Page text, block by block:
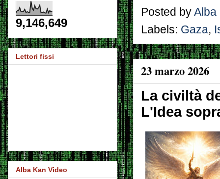
Posted by Alba
Labels: Gaza,
23 marzo 2026
La civiltà
L'Idea
9,146,649
Lettori fissi
Alba Kan Video